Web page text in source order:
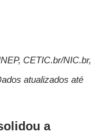
CETIC.br/NIC.br,
atualizados até
a